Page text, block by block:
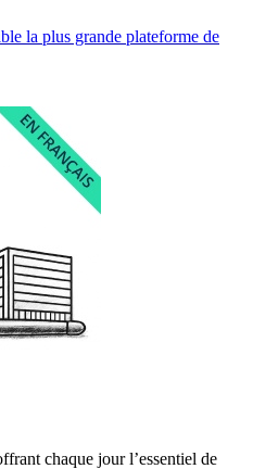
la plus grande plateforme de
chaque jour l’essentiel de